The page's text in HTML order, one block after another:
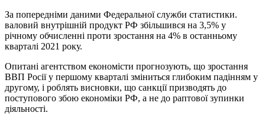
За попередніми даними Федеральної служби статистики.
валовий внутрішній продукт РФ збільшився на 3,5% у
річному обчисленні проти зростання на 4% в останньому
кварталі 2021 року.
Опитані агентством економісти прогнозують, що зростання
ВВП Росії у першому кварталі зміниться глибоким падінням у
другому, і роблять висновки, що санкції призводять до
поступового збою економіки РФ, а не до раптової зупинки
діяльності.